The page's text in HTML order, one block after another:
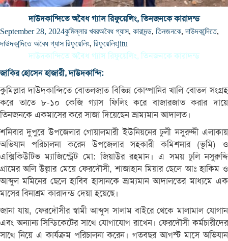
দাউদকান্দিতে অবৈধ গ্যাস রিফুয়েলিং, তিনজনকে কারাদন্ড
September 28, 2024কুমিল্লার খবরঅবৈধ গ্যাস, কারাদন্ড, তিনজনকে,দাউদকান্দিতে,
দাউদকান্দিতে অবৈধ গ্যাস রিফুয়েলিং, রিফুয়েলিংjitu
দাউদকান্দিতে অবৈধ গ্যাস রিফুয়েলিং, তিনজনকে কারাদন্ড
জাকির হোসেন হাজারী, দাউদকান্দি:
কুমিল্লার দাউদকান্দিতে বোতলজাত বিভিন্ন কোম্পানির খালি বোতল সংগ্রহ
করে তাতে ৮-১০ কেজি গ্যাস ফিলিং করে বাজারজাত করার দায়ে
তিনজনকে একমাসের করে সাজা দিয়েছেন ভ্রাম্যমান আদালত।
শনিবার দুপুরে উপজেলার গোয়ালমারী ইউনিয়নের ঢুলী নসুরুদ্দী এলাকায়
অভিযান পরিচালনা করেন উপজেলার সহকারী কমিশনার (ভূমি) ও
এক্সিকিউটিভ ম্যাজিস্ট্রেট মো: জিয়াউর রহমান। এ সময় ঢুলি নসুরুদ্দি
গ্রামের অলি উল্লার মেয়ে ফেরদৌসী, শাজাহান মিয়ার ছেলে আঃ হাকিম ও
আব্দুল মমিনের ছেলে হাবিব হাসানকে ভ্রাম্যমান আদালতের মাধ্যমে এক
মাসের বিনাশ্রম কারাদন্ড দেয়া হয়েছে।
জানা যায়, ফেরদৌসীর স্বামী আব্দুস সালাম বাইরে থেকে মালামাল যোগান
এবং অন্যান্য সিন্ডিকেটের সাথে যোগাযোগ রাখেন। ফেরদৌসী কর্মচারীদের
সাথে নিয়ে এ কার্যক্রম পরিচালনা করেন। গতবছর আগস্ট মাসে অভিযান